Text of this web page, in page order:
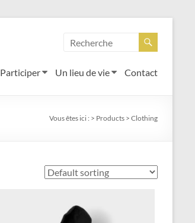
Participer Un lieu de vie Contact
Vous êtes ici : > Products > Clothing